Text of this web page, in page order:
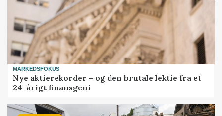
MARKEDSFOKUS
Nye aktierekorder – og den brutale lektie fra et
24-årigt finansgeni